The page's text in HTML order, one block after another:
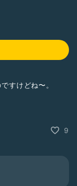
すけどね〜。
9